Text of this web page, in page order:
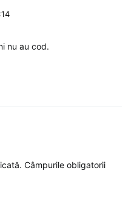
nu au cod.
Câmpurile obligatorii